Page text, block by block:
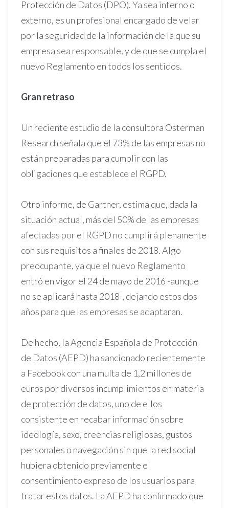
Protección de Datos (DPO). Ya sea interno o
externo, es un profesional encargado de velar
por la seguridad de la información de la que su
empresa sea responsable, y de que se cumpla el
nuevo Reglamento en todos los sentidos.
Gran retraso
Un reciente estudio de la consultora Osterman
Research señala que el 73% de las empresas no
están preparadas para cumplir con las
obligaciones que establece el RGPD.
Otro informe, de Gartner, estima que, dada la
situación actual, más del 50% de las empresas
afectadas por el RGPD no cumplirá plenamente
con sus requisitos a finales de 2018. Algo
preocupante, ya que el nuevo Reglamento
entró en vigor el 24 de mayo de 2016 -aunque
no se aplicará hasta 2018-, dejando estos dos
años para que las empresas se adaptaran.
De hecho, la Agencia Española de Protección
de Datos (AEPD) ha sancionado recientemente
a Facebook con una multa de 1,2 millones de
euros por diversos incumplimientos en materia
de protección de datos, uno de ellos
consistente en recabar información sobre
ideología, sexo, creencias religiosas, gustos
personales o navegación sin que la red social
hubiera obtenido previamente el
consentimiento expreso de los usuarios para
tratar estos datos. La AEPD ha confirmado que